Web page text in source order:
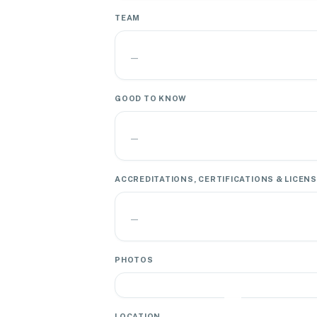
TEAM
—
GOOD TO KNOW
—
ACCREDITATIONS, CERTIFICATIONS &
—
PHOTOS